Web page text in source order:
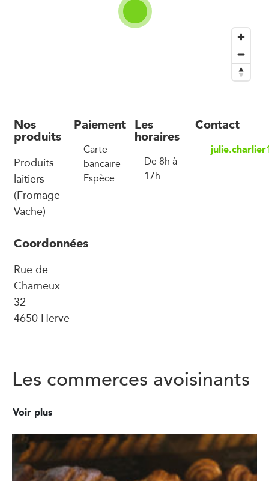
Nos
produits
Produits
laitiers
(Fromage -
Vache)
Paiement
Carte
bancaire
Espèce
Les
horaires
De 8h à
17h
Contact
Coordonnées
Rue de
Charneux
32
4650 Herve
Les commerces avoisinants
Voir plus